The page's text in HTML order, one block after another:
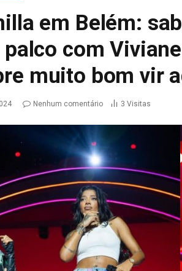
em Belém:
com
muito bom vir
Nenhum comentário 3 Visitas